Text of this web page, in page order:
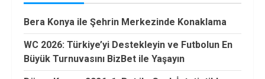
Bera Konya ile Şehrin Merkezinde Konaklama
WC 2026: Türkiye’yi Destekleyin ve Futbolun En
Büyük Turnuvasını BizBet ile Yaşayın